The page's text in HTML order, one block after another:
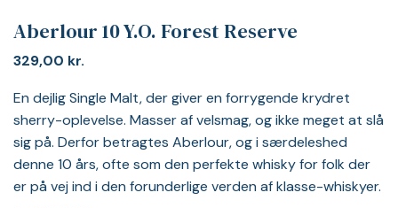
Aberlour 10 Y.O. Forest Reserve
329,00 kr.
En dejlig Single Malt, der giver en forrygende krydret
sherry-oplevelse. Masser af velsmag, og ikke meget at slå
sig på. Derfor betragtes Aberlour, og i særdeleshed
denne 10 års, ofte som den perfekte whisky for folk der
er på vej ind i den forunderlige verden af klasse-whiskyer.